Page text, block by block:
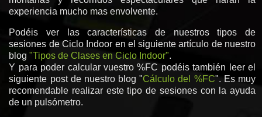
experiencia mucho mas envolvente.
Podéis ver las características de nuestros tipos de
sesiones de Ciclo Indoor en el siguiente artículo de nuestro
blog"Tipos de Clases en Ciclo Indoor".
Y para poder calcular vuestro %FC podéis también leer el
siguiente post de nuestro blog "Cálculo del %FC". Es muy
recomendable realizar este tipo de sesiones con la ayuda
de un pulsómetro.